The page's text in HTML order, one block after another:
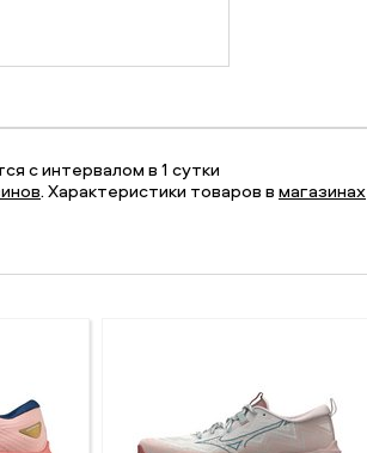
с интервалом в 1 сутки
. Характеристики товаров вмагазинах